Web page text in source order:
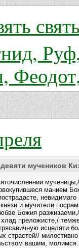
мучеников
манием
невидимаго
и мучители
Божия
преложисте,/
исцеляти
страстей//
вашим, молимся.